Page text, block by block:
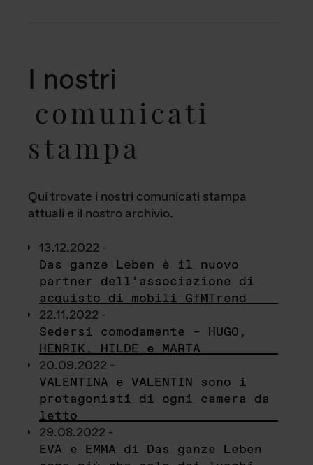
I nostri
comunicati
stampa
Qui trovate i nostri comunicati stampa
attuali e il nostro archivio.
13.12.2022 -
Das ganze Leben è il nuovo
partner dell’associazione di
acquisto di mobili GfMTrend
22.11.2022 -
Sedersi comodamente – HUGO,
HENRIK, HILDE e MARTA
20.09.2022 -
VALENTINA e VALENTIN sono i
protagonisti di ogni camera da
letto
29.08.2022 -
EVA e EMMA di Das ganze Leben